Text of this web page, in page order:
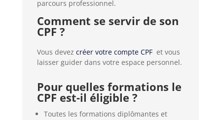
parcours professionnel.
Comment se servir de son
CPF ?
Vous devez créer votre compte CPF et vous
laisser guider dans votre espace personnel.
Pour quelles formations le
CPF est-il éligible ?
Toutes les formations diplômantes et